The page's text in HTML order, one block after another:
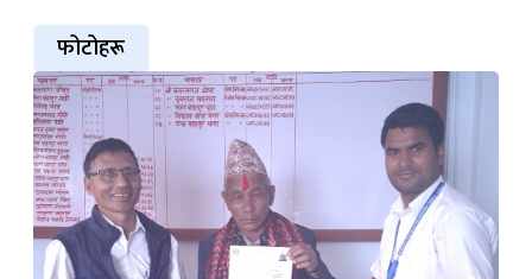
फोटोहरू